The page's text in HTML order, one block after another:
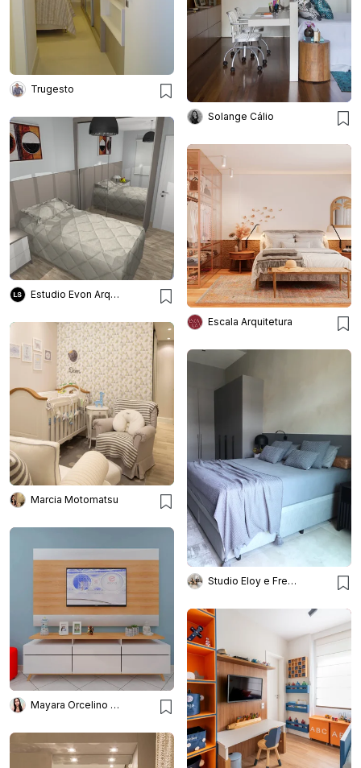
Trugesto
Solange Cálio
Estudio Evon Arquitetura
Escala Arquitetura
Marcia Motomatsu
Studio Eloy e Freitas Arquitetura
Mayara Orcelino Interiores